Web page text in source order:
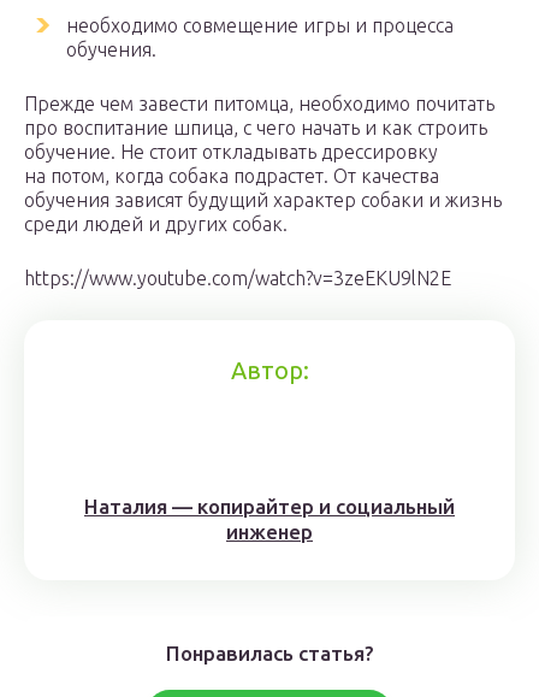
необходимо совмещение игры и процесса
обучения.
Прежде чем завести питомца, необходимо почитать
про воспитание шпица, с чего начать и как строить
обучение. Не стоит откладывать дрессировку
на потом, когда собака подрастет. От качества
обучения зависят будущий характер собаки и жизнь
среди людей и других собак.
https://www.youtube.com/watch?v=3zeEKU9lN2E
Автор:
Наталия — копирайтер и социальный
инженер
Понравилась статья?